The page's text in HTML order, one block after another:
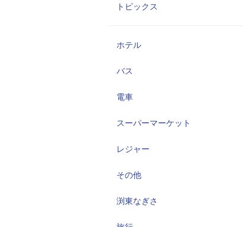
トピックス
ホテル
バス
電車
スーパーマーケット
レジャー
その他
渕東なぎさ